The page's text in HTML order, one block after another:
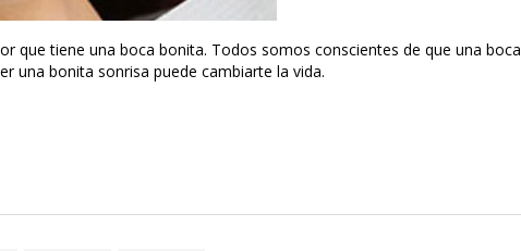
que tiene una boca bonita. Todos somos conscientes de que una boca
una bonita sonrisa puede cambiarte la vida.